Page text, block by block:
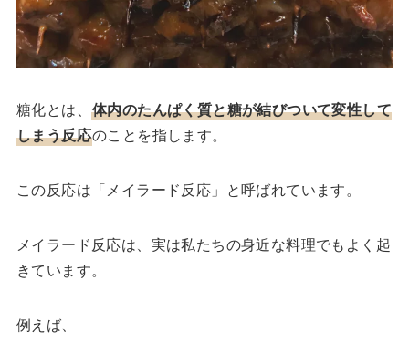
糖化とは、 体内のたんぱく質と糖が結びついて変性して
しまう反応のことを指します。
この反応は「メイラード反応」と呼ばれています。
メイラード反応は、実は私たちの身近な料理でもよく起
きています。
例えば、